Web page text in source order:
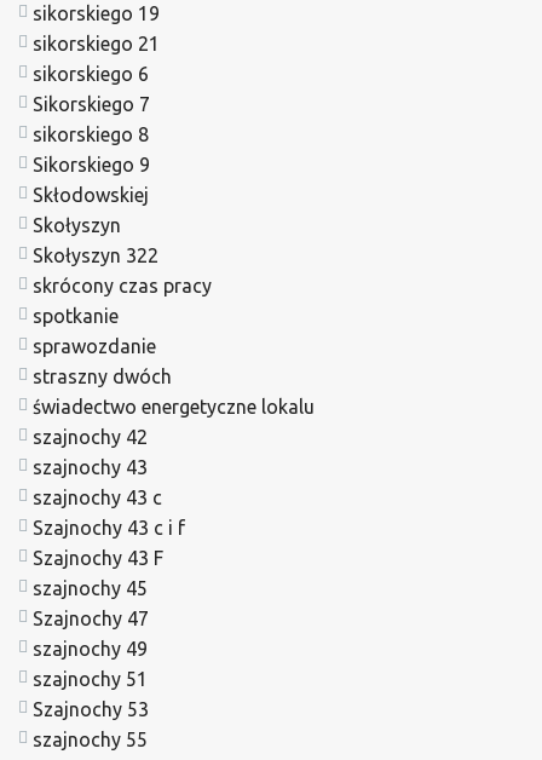
sikorskiego 19
sikorskiego 21
sikorskiego 6
Sikorskiego 7
sikorskiego 8
Sikorskiego 9
Skłodowskiej
Skołyszyn
Skołyszyn 322
skrócony czas pracy
spotkanie
sprawozdanie
straszny dwóch
świadectwo energetyczne lokalu
szajnochy 42
szajnochy 43
szajnochy 43 c
Szajnochy 43 c i f
Szajnochy 43 F
szajnochy 45
Szajnochy 47
szajnochy 49
szajnochy 51
Szajnochy 53
szajnochy 55